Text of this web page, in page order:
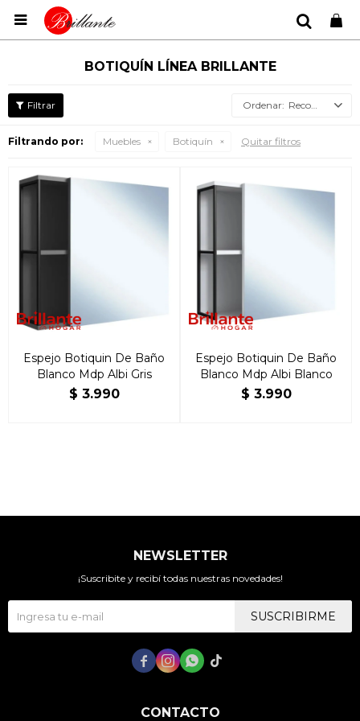

BOTIQUÍN LÍNEA BRILLANTE
Recomendados
Filtrando por: Muebles Botiquín Quitar filtros
Espejo Botiquin De Baño
Blanco Mdp Albi Gris
$ 3.990
Espejo Botiquin De Baño
Blanco Mdp Albi Blanco
$ 3.990
CONTACTO
NEWSLETTER
¡Suscribite y recibí todas nuestras novedades!
SUSCRIBIRME
   